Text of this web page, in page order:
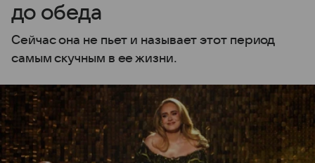
до обеда
Сейчас она не пьет и называет этот период
самым скучным в ее жизни.